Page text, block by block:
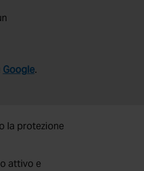
Google.
la protezione
attivo e